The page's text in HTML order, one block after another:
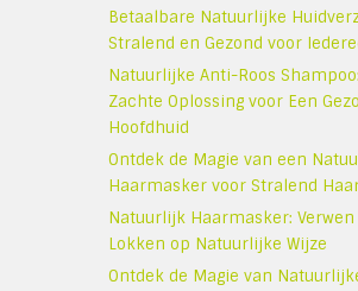
Betaalbare Natuurlijke
Stralend en Gezond voor
Natuurlijke Anti-Roos
Zachte Oplossing voor Een
Hoofdhuid
Ontdek de Magie van een
Haarmasker voor Stralend
Natuurlijk Haarmasker: Verwen
Lokken op Natuurlijke Wijze
Ontdek de Magie van